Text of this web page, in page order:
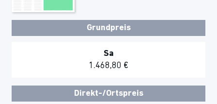
Grundpreis
Sa
1.468,80 €
Direkt-/Ortspreis